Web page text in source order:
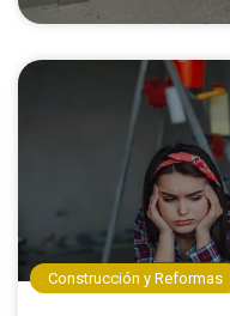
Construcción y Reformas